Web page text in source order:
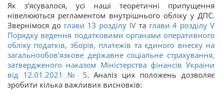
Як з’ясувалося, усі наші теоретичні припущення
нівелюються регламентом внутрішнього обліку у ДПС.
Звернімося до глави 13 розділу ІV та глави 4 розділу V
Порядку ведення податковими органами оперативного
обліку податків, зборів, платежів та єдиного внеску на
загальнообов’язкове державне соціальне страхування,
затвердженого наказом Міністерства фінансів України
від 12.01.2021 № 5. Аналіз цих положень дозволяє
зробити кілька важливих висновків: